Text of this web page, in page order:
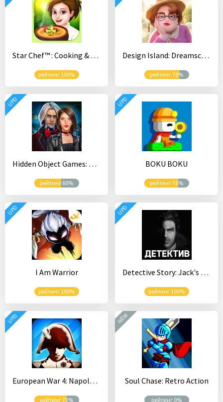
Star Chef™ : Cooking & Restaurant Game
рейтинг 100%
Design Island: Dreamscapes
рейтинг 78%
Hidden Object Games: Mystery of the City
рейтинг 60%
UPD
BOKU BOKU
рейтинг 76%
UPD
I Am Warrior
рейтинг 100%
UPD
Detective Story: Jack's Case - Hidden objects
рейтинг 100%
UPD
European War 4: Napoleon
рейтинг 73%
UPD
Soul Chase: Retro Action
рейтинг 0%
NEW